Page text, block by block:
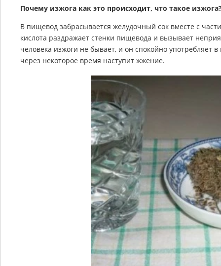
Почему изжога как это происходит, что такое
В пищевод забрасывается желудочный сок вместе с
кислота раздражает стенки пищевода и вызывает
человека изжоги не бывает, и он спокойно употребляет
через некоторое время наступит жжение.